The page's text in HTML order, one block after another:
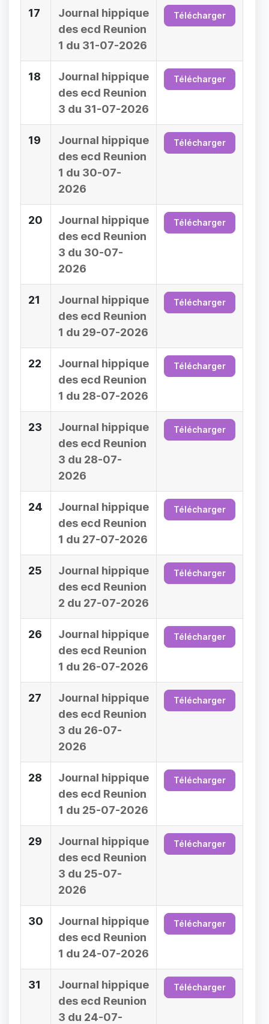
17
Journal hippique
des ecd Reunion
1 du 31-07-2026
Télécharger
18
Journal hippique
des ecd Reunion
3 du 31-07-2026
Télécharger
19
Journal hippique
des ecd Reunion
1 du 30-07-
2026
Télécharger
20
Journal hippique
des ecd Reunion
3 du 30-07-
2026
Télécharger
21
Journal hippique
des ecd Reunion
1 du 29-07-2026
Télécharger
22
Journal hippique
des ecd Reunion
1 du 28-07-2026
Télécharger
23
Journal hippique
des ecd Reunion
3 du 28-07-
2026
Télécharger
24
Journal hippique
des ecd Reunion
1 du 27-07-2026
Télécharger
25
Journal hippique
des ecd Reunion
2 du 27-07-2026
Télécharger
26
Journal hippique
des ecd Reunion
1 du 26-07-2026
Télécharger
27
Journal hippique
des ecd Reunion
3 du 26-07-
2026
Télécharger
28
Journal hippique
des ecd Reunion
1 du 25-07-2026
Télécharger
29
Journal hippique
des ecd Reunion
3 du 25-07-
2026
Télécharger
30
Journal hippique
des ecd Reunion
1 du 24-07-2026
Télécharger
31
Journal hippique
des ecd Reunion
3 du 24-07-
Télécharger